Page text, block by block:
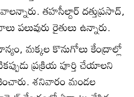
తహసీల్దార్‌ దత్తుప్రసాద్‌,
రైతులు ఉన్నారు.
మక్కల కొనుగోలు కేంద్రాల్లో
ప్రక్రియ పూర్తి చేయాలని
శనివారం మండల